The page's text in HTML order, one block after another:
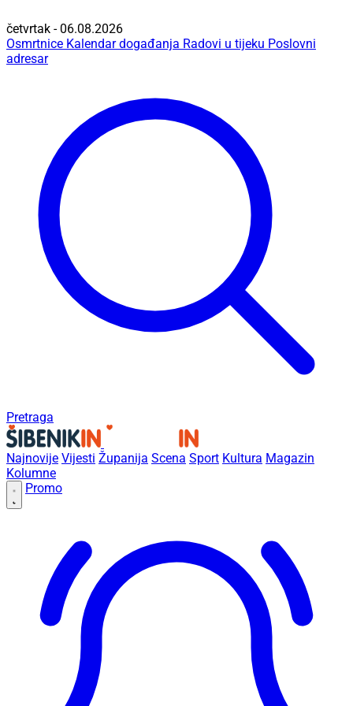
četvrtak - 06.08.2026
Osmrtnice Kalendar događanja Radovi u tijeku Poslovni
adresar
Pretraga
Najnovije Vijesti Županija Scena Sport Kultura Magazin
Kolumne
Promo